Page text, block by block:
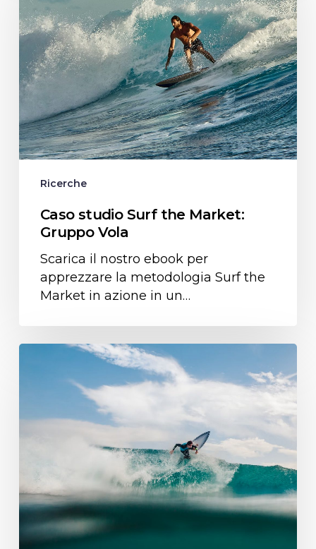
the
Market:
Gruppo
Vola
Ricerche
Caso studio Surf the Market:
Gruppo Vola
Scarica il nostro ebook per
apprezzare la metodologia Surf the
Market in azione in un…
Il
the